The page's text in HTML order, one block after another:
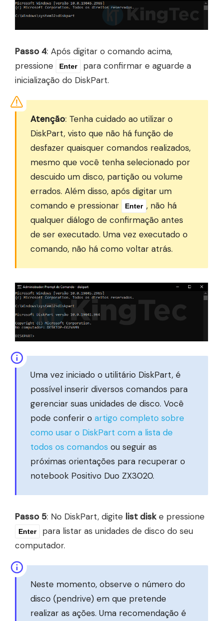
Passo 4: Após digitar o comando acima,
pressione
Enter
para confirmar e aguarde a
inicialização do DiskPart.
Atenção: Tenha cuidado ao utilizar o
DiskPart, visto que não há função de
desfazer quaisquer comandos realizados,
mesmo que você tenha selecionado por
descuido um disco, partição ou volume
errados. Além disso, após digitar um
comando e pressionar
Enter , não há
qualquer diálogo de confirmação antes
de ser executado. Uma vez executado o
comando, não há como voltar atrás.
Uma vez iniciado o utilitário DiskPart, é
possível inserir diversos comandos para
gerenciar suas unidades de disco. Você
pode conferir o artigo completo sobre
como usar o DiskPart com a lista de
todos os comandos ou seguir as
próximas orientações para recuperar o
notebook Positivo Duo ZX3020.
Passo 5: No DiskPart, digite list diske pressione
Enter
para listar as unidades de disco do seu
computador.
Neste momento, observe o número do
disco (pendrive) em que pretende
realizar as ações. Uma recomendação é